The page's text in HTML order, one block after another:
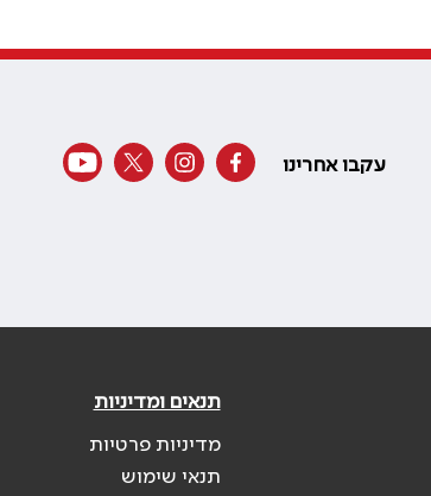
עקבו אחרינו
תנאים ומדיניות
מדיניות פרטיות
תנאי שימוש